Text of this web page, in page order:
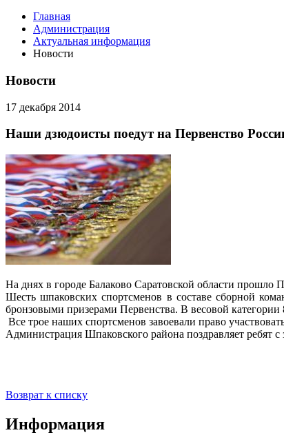
Главная
Администрация
Актуальная информация
Новости
Новости
17 декабря 2014
Наши дзюдоисты поедут на Первенство
На днях в городе Балаково Саратовской области
Шесть шпаковских спортсменов в составе сборной
бронзовыми призерами Первенства. В весовой
Все трое наших спортсменов завоевали право
Администрация Шпаковского района поздравляет ребят
Возврат к списку
Информация